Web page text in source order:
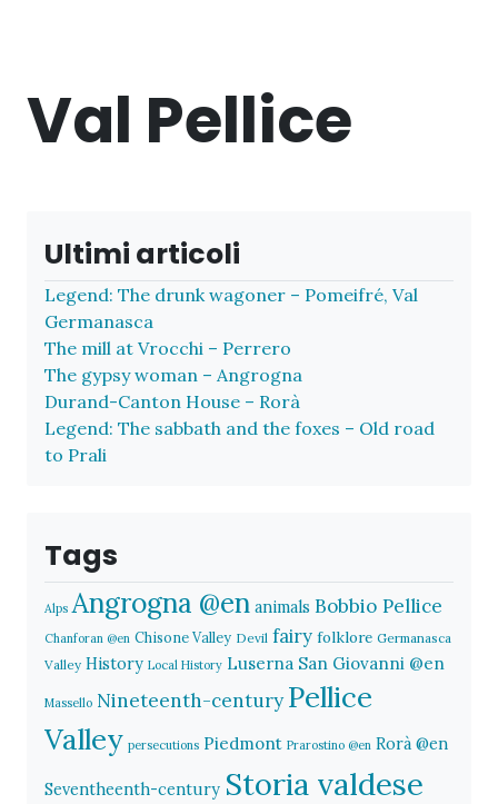
Val Pellice
Ultimi articoli
Legend: The drunk wagoner – Pomeifré, Val
Germanasca
The mill at Vrocchi – Perrero
The gypsy woman – Angrogna
Durand-Canton House – Rorà
Legend: The sabbath and the foxes – Old road
to Prali
Tags
Alps Angrogna @en animals Bobbio Pellice
Chanforan @en Chisone Valley Devil fairy folklore Germanasca
Valley History Local History Luserna San Giovanni @en
Massello Nineteenth-century Pellice
Valley persecutions Piedmont Prarostino @en Rorà @en
Seventheenth-century Storia valdese